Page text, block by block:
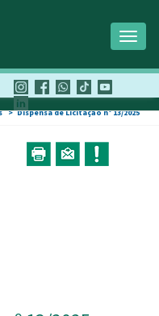
Dispensa de Licitação nº 13/2025